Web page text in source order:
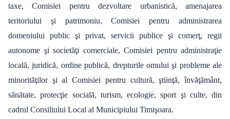
taxe, Comisiei pentru dezvoltare urbanistică, amenajarea
teritoriului şi patrimoniu, Comisiei pentru administrarea
domeniului public şi privat, servicii publice şi comerţ, regii
autonome şi societăţi comerciale, Comisiei pentru administraţie
locală, juridică, ordine publică, drepturile omului şi probleme ale
minorităţilor şi al Comisiei pentru cultură, ştiinţă, învăţământ,
sănătate, protecţie socială, turism, ecologie, sport şi culte, din
cadrul Consiliului Local al Municipiului Timişoara.